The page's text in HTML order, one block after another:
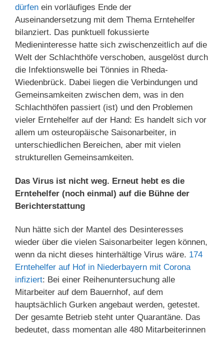
dürfen ein vorläufiges Ende der
Auseinandersetzung mit dem Thema Erntehelfer
bilanziert. Das punktuell fokussierte
Medieninteresse hatte sich zwischenzeitlich auf die
Welt der Schlachthöfe verschoben, ausgelöst durch
die Infektionswelle bei Tönnies in Rheda-
Wiedenbrück. Dabei liegen die Verbindungen und
Gemeinsamkeiten zwischen dem, was in den
Schlachthöfen passiert (ist) und den Problemen
vieler Erntehelfer auf der Hand: Es handelt sich vor
allem um osteuropäische Saisonarbeiter, in
unterschiedlichen Bereichen, aber mit vielen
strukturellen Gemeinsamkeiten.
Das Virus ist nicht weg. Erneut hebt es die
Erntehelfer (noch einmal) auf die Bühne der
Berichterstattung
Nun hätte sich der Mantel des Desinteresses
wieder über die vielen Saisonarbeiter legen können,
wenn da nicht dieses hinterhältige Virus wäre. 174
Erntehelfer auf Hof in Niederbayern mit Corona
infiziert: Bei einer Reihenuntersuchung alle
Mitarbeiter auf dem Bauernhof, auf dem
hauptsächlich Gurken angebaut werden, getestet.
Der gesamte Betrieb steht unter Quarantäne. Das
bedeutet, dass momentan alle 480 Mitarbeiterinnen